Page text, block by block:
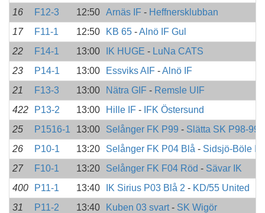
16
F12-3 12:50 Arnäs IF - Heffnersklubban
17
F11-1 12:50 KB 65 -Alnö IF Gul
22
F14-1 13:00 IK HUGE - LuNa CATS
23
P14-1 13:00 Essviks AIF -Alnö IF
21
F13-3 13:00 Nätra GIF - Remsle UIF
422
P13-2 13:00 Hille IF - IFK Östersund
25
P1516-1 13:00 Selånger FK P99 - Slätta SK P98-99
26
P10-1 13:20 Selånger FK P04 Blå - Sidsjö-Böle IF
27
F10-1 13:20 Selånger FK F04 Röd - Sävar IK
400
P11-1 13:40 IK Sirius P03 Blå 2 - KD/55 United
31
P11-2 13:40 Kuben 03 svart- SK Wigör